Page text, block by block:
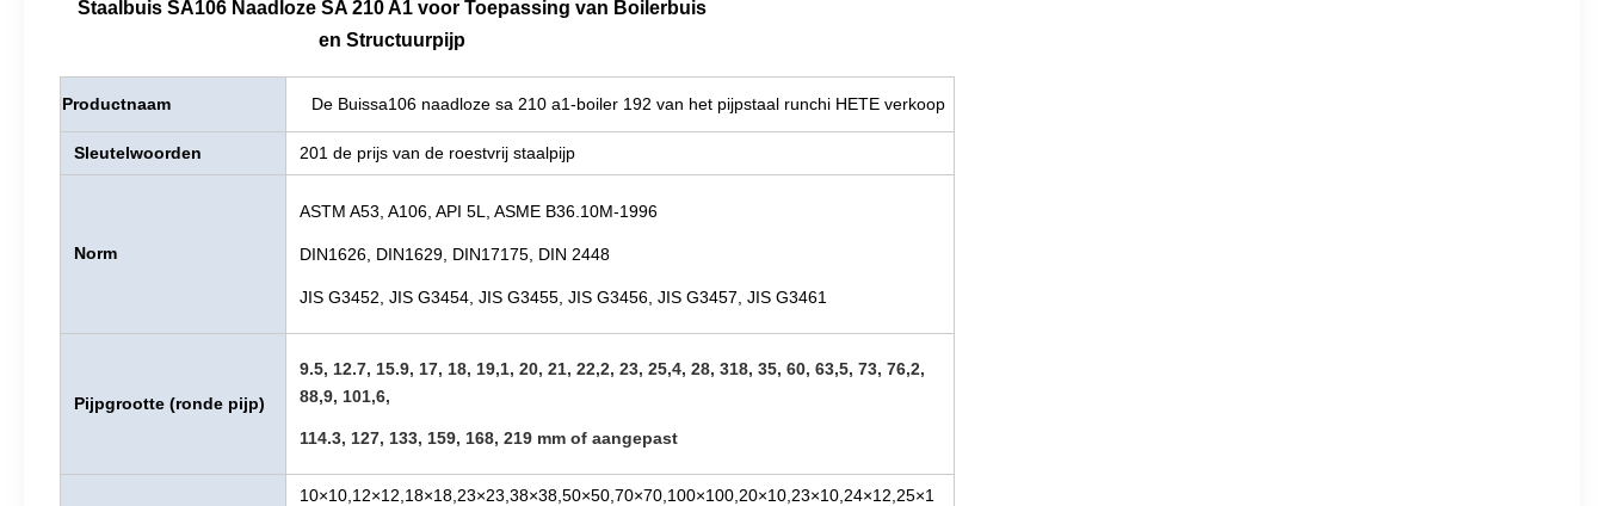
Staalbuis SA106 Naadloze SA 210 A1 voor Toepassing van Boilerbuis
en Structuurpijp
Productnaam De Buissa106 naadloze sa 210 a1-boiler 192 van het pijpstaal runchi HETE verkoop
Sleutelwoorden 201 de prijs van de roestvrij staalpijp
Norm
ASTM A53, A106, API 5L, ASME B36.10M-1996
DIN1626, DIN1629, DIN17175, DIN 2448
JIS G3452, JIS G3454, JIS G3455, JIS G3456, JIS G3457, JIS G3461
Pijpgrootte (ronde pijp)
9.5, 12.7, 15.9, 17, 18, 19,1, 20, 21, 22,2, 23, 25,4, 28, 318, 35, 60, 63,5, 73, 76,2,
88,9, 101,6,
114.3, 127, 133, 159, 168, 219 mm of aangepast
10×10,12×12,18×18,23×23,38×38,50×50,70×70,100×100,20×10,23×10,24×12,25×1